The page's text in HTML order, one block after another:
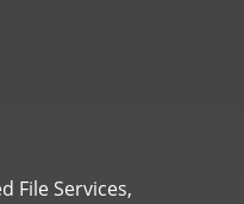
File Services,